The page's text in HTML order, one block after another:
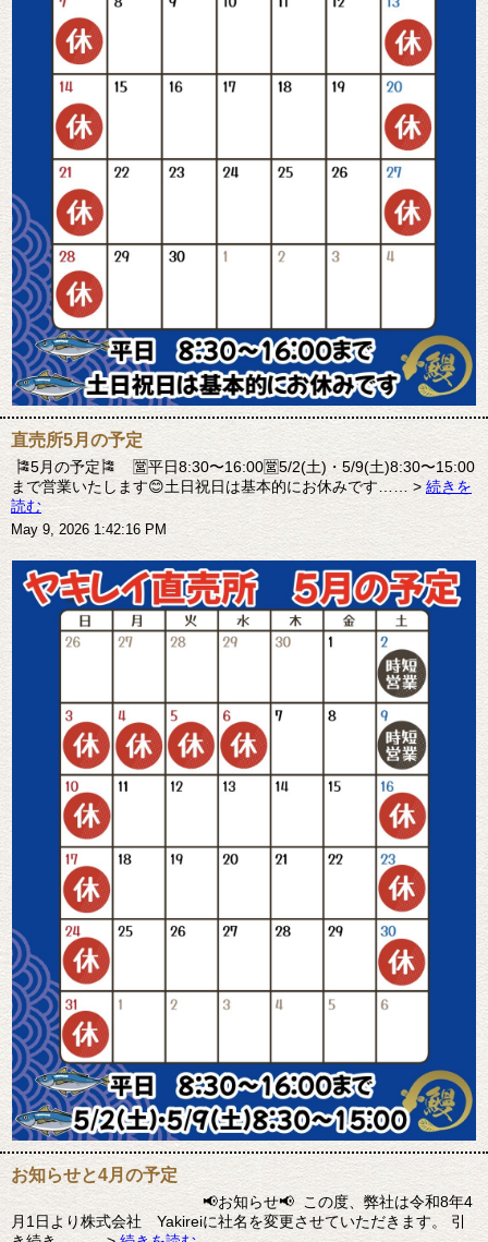
直売所5月の予定
🎏5月の予定🎏 🈺平日8:30〜16:00🈺5/2(土)・5/9(土)8:30〜15:00
まで営業いたします😊土日祝日は基本的にお休みです…… > 続きを
読む
May 9, 2026 1:42:16 PM
お知らせと4月の予定
📢お知らせ📢 この度、弊社は令和8年4
月1日より株式会社 Yakireiに社名を変更させていただきます。 引